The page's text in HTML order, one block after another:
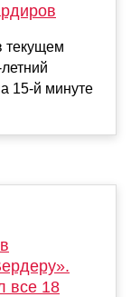
текущем
15-й минуте
все 18